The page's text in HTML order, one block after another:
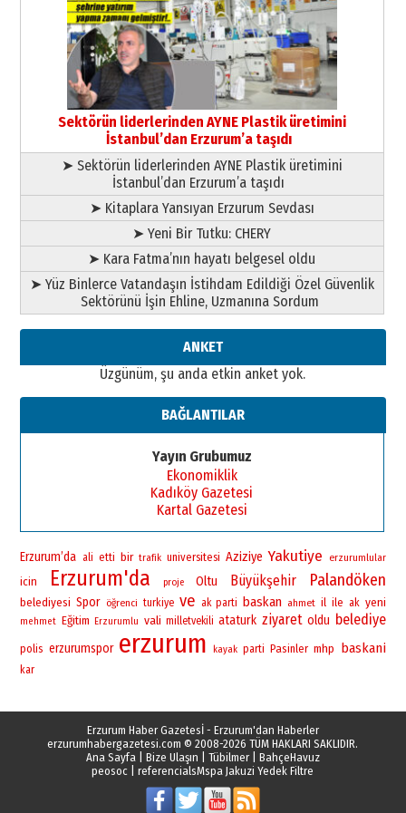
Ardında bıraktığı hatıralarıyla
gönül adamı Faruk Terzioğlu!
13 Mayıs 2026 Çarşamba
Esat BİNDESEN
Başkan Sekmen’den Erzurum’a
bir vizyon proje daha!
02 Ağustos 2026 Pazar
Sektörün liderlerinden AYNE Plastik üretimini
İstanbul’dan Erzurum’a taşıdı
➤ Sektörün liderlerinden AYNE Plastik üretimini
İstanbul’dan Erzurum’a taşıdı
➤ Kitaplara Yansıyan Erzurum Sevdası
➤ Yeni Bir Tutku: CHERY
➤ Kara Fatma’nın hayatı belgesel oldu
➤ Yüz Binlerce Vatandaşın İstihdam Edildiği Özel Güvenlik
Sektörünü İşin Ehline, Uzmanına Sordum
ANKET
Üzgünüm, şu anda etkin anket yok.
BAĞLANTILAR
Yayın Grubumuz
Ekonomiklik
Kadıköy Gazetesi
Kartal Gazetesi
Erzurum’da ali etti bir trafik universitesi Aziziye Yakutiye erzurumlular
icin Erzurum'da proje Oltu Büyükşehir Palandöken
belediyesi Spor öğrenci turkiye ve ak parti baskan ahmet il ile ak yeni
mehmet Eğitim Erzurumlu vali milletvekili ataturk ziyaret oldu belediye
polis erzurumspor erzurum kayak parti Pasinler mhp baskani
kar
Erzurum Haber Gazetesİ - Erzurum'dan Haberler
erzurumhabergazetesi.com © 2008-2026 TÜM HAKLARI SAKLIDIR.
Ana Sayfa| Bize Ulaşın Tübilmer| BahçeHavuz
peosoc |referencialsMspa Jakuzi Yedek Filtre